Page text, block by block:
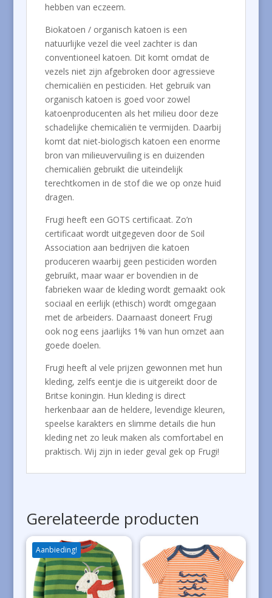
hebben van eczeem.
Biokatoen / organisch katoen is een
natuurlijke vezel die veel zachter is dan
conventioneel katoen. Dit komt omdat de
vezels niet zijn afgebroken door agressieve
chemicaliën en pesticiden. Het gebruik van
organisch katoen is goed voor zowel
katoenproducenten als het milieu door deze
schadelijke chemicaliën te vermijden. Daarbij
komt dat niet-biologisch katoen een enorme
bron van milieuvervuiling is en duizenden
chemicaliën gebruikt die uiteindelijk
terechtkomen in de stof die we op onze huid
dragen.
Frugi heeft een GOTS certificaat. Zo’n
certificaat wordt uitgegeven door de Soil
Association aan bedrijven die katoen
produceren waarbij geen pesticiden worden
gebruikt, maar waar er bovendien in de
fabrieken waar de kleding wordt gemaakt ook
sociaal en eerlijk (ethisch) wordt omgegaan
met de arbeiders. Daarnaast doneert Frugi
ook nog eens jaarlijks 1% van hun omzet aan
goede doelen.
Frugi heeft al vele prijzen gewonnen met hun
kleding, zelfs eentje die is uitgereikt door de
Britse koningin. Hun kleding is direct
herkenbaar aan de heldere, levendige kleuren,
speelse karakters en slimme details die hun
kleding net zo leuk maken als comfortabel en
praktisch. Wij zijn in ieder geval gek op Frugi!
Gerelateerde producten
Aanbieding!